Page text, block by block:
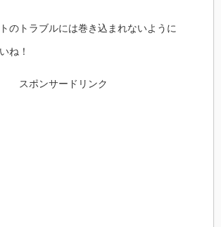
のトラブルには巻き込まれないように
ね！
スポンサードリンク